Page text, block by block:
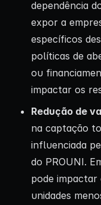
dependência
expor a
específicos
políticas de
ou
impactar os
Redução de
na captação
influenciada
do PROUNI.
pode
unidades